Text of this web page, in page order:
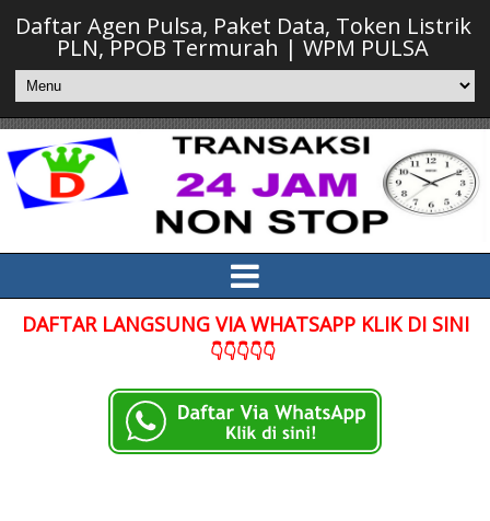
Daftar Agen Pulsa, Paket Data, Token Listrik
PLN, PPOB Termurah | WPM PULSA
DAFTAR LANGSUNG VIA WHATSAPP KLIK DI SINI
👇👇👇👇👇